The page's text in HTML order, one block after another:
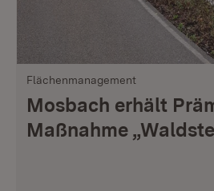
Flächenmanagement
Mosbach erhält
Maßnahme